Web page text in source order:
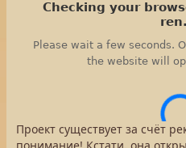
Проект существует за счёт